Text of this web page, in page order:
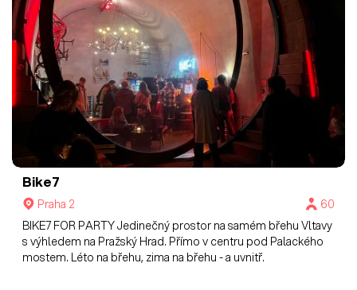
Bike7
Praha 2
60
BIKE7 FOR PARTY Jedinečný prostor na samém břehu Vltavy
s výhledem na Pražský Hrad. Přímo v centru pod Palackého
mostem. Léto na břehu, zima na břehu - a uvnitř.